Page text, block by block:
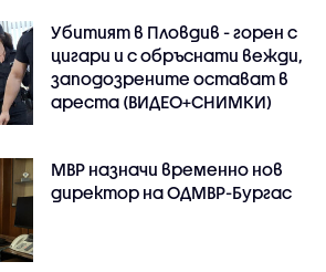
Убитият в Пловдив - горен с
цигари и с обръснати вежди,
заподозрените остават в
ареста (ВИДЕО+СНИМКИ)
МВР назначи временно нов
директор на ОДМВР-Бургас